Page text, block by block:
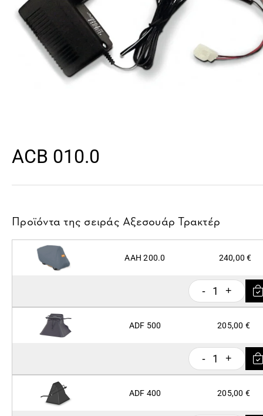
ACB 010.0
Προϊόντα της σειράς Αξεσουάρ Τρακτέρ
AAH 200.0 240,00 €
- 1 +
ADF 500 205,00 €
- 1 +
ADF 400 205,00 €